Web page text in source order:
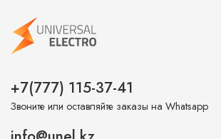
+7(777) 115-37-41
Звоните или оставляйте заказы на Whatsapp